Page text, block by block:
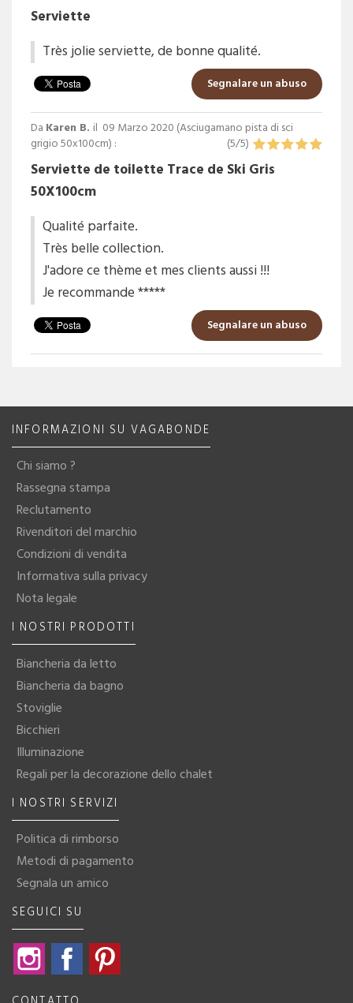
Serviette
Très jolie serviette, de bonne qualité.
Segnalare un abuso
Da Karen B. il 09 Marzo 2020 (Asciugamano pista di sci
grigio 50x100cm) : (5/5)
Serviette de toilette Trace de Ski Gris
50X100cm
Qualité parfaite.
Très belle collection.
J'adore ce thème et mes clients aussi !!!
Je recommande *****
Segnalare un abuso
INFORMAZIONI SU VAGABONDE
Chi siamo ?
Rassegna stampa
Reclutamento
Rivenditori del marchio
Condizioni di vendita
Informativa sulla privacy
Nota legale
I NOSTRI PRODOTTI
Biancheria da letto
Biancheria da bagno
Stoviglie
Bicchieri
Illuminazione
Regali per la decorazione dello chalet
I NOSTRI SERVIZI
Politica di rimborso
Metodi di pagamento
Segnala un amico
SEGUICI SU
InstagramFacebook